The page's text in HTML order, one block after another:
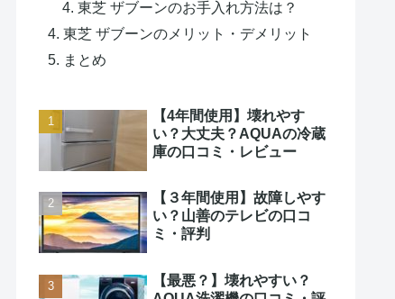
東芝 ザブーンのお手入れ方法は？
東芝 ザブーンのメリット・デメリット
まとめ
【4年間使用】壊れやす
い？大丈夫？AQUAの冷蔵
庫の口コミ・レビュー
【３年間使用】故障しやす
い？山善のテレビの口コ
ミ・評判
【最悪？】壊れやすい？